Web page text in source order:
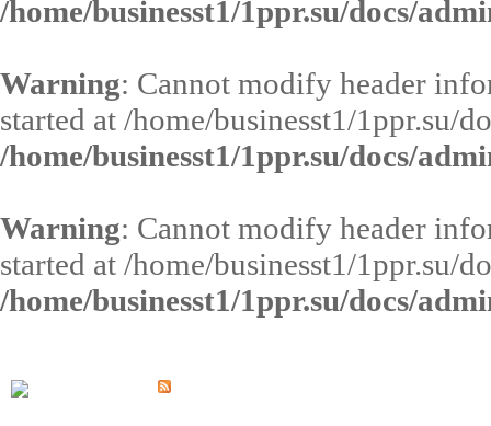
/home/businesst1/1ppr.su/docs/
Warning: Cannot modify header
started at /home/businesst1/1ppr.su/
/home/businesst1/1ppr.su/docs/
Warning: Cannot modify header
started at /home/businesst1/1ppr.su/
/home/businesst1/1ppr.su/docs/